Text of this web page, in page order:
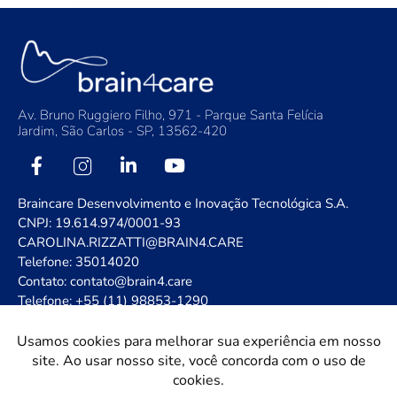
Av. Bruno Ruggiero Filho, 971 - Parque Santa Felícia
Jardim, São Carlos - SP, 13562-420
Braincare Desenvolvimento e Inovação Tecnológica S.A.
CNPJ: 19.614.974/0001-93
CAROLINA.RIZZATTI@BRAIN4.CARE
Telefone: 35014020
Contato: contato@brain4.care
Telefone: +55 (11) 98853-1290